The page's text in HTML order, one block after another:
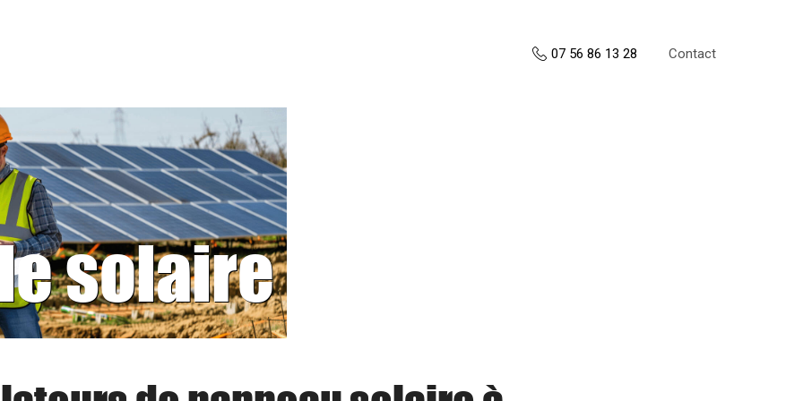
07 56 86 13 28 Contact
solaire